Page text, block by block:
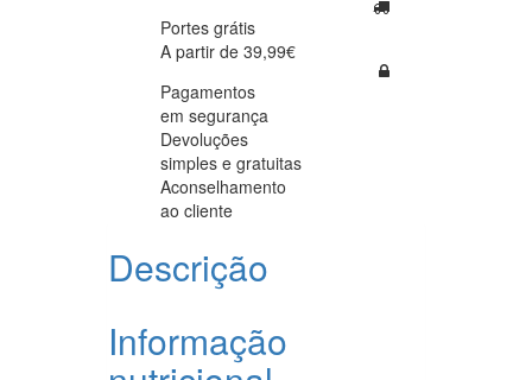
Portes grátis
A partir de 39,99€
Pagamentos
em segurança
Devoluções
simples e gratuitas
Aconselhamento
ao cliente
Descrição
Informação